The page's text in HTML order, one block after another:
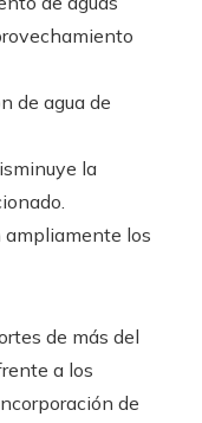
de agua de
la
ampliamente los
de más del
a los
de